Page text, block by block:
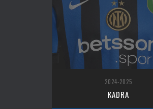
2024-2025
KADRA